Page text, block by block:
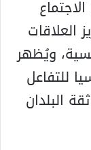
ويُظهر
للتفاعل
البلدان